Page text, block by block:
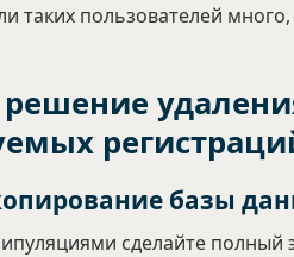
таких пользователей
базы
сделайте полный